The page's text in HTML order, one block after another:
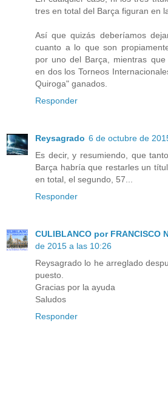
tres en total del Barça figuran en
Así que quizás deberíamos
cuanto a lo que son
por uno del Barça, mientras
en dos los Torneos
Quiroga" ganados.
Responder
Reysagrado 6 de octubre de
Es decir, y resumiendo, que
Barça habría que restarles un
en total, el segundo, 57...
Responder
CULIBLANCO por FRANCISCO
de 2015 a las 10:26
Reysagrado lo he arreglado
puesto.
Gracias por la ayuda
Saludos
Responder